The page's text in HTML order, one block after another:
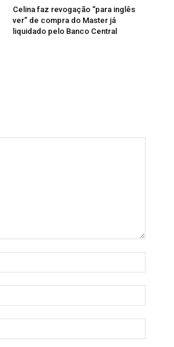
Celina faz revogação “para inglês
ver” de compra do Master já
liquidado pelo Banco Central
mail:*